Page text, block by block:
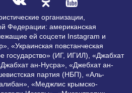
организации,
Федерации: американская
ей соцсети Instagram и
«Украинская повстанческая
государство» (ИГ, ИГИЛ), «Джабхат
ан-Нусра», «Джебхат ан-
партия (НБП), «Аль-
«Меджлис крымско-